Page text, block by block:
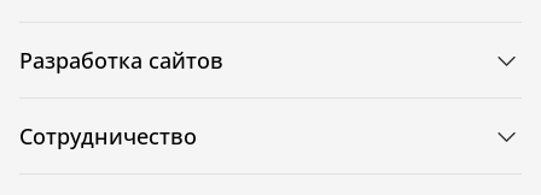
Разработка сайтов
Сотрудничество